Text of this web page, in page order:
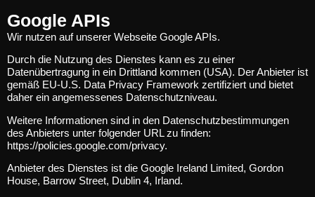
Google APIs
Wir nutzen auf unserer Webseite Google APIs.
Durch die Nutzung des Dienstes kann es zu einer
Datenübertragung in ein Drittland kommen (USA). Der Anbieter ist
gemäß EU-U.S. Data Privacy Framework zertifiziert und bietet
daher ein angemessenes Datenschutzniveau.
Weitere Informationen sind in den Datenschutzbestimmungen
des Anbieters unter folgender URL zu finden:
https://policies.google.com/privacy.
Anbieter des Dienstes ist die Google Ireland Limited, Gordon
House, Barrow Street, Dublin 4, Irland.